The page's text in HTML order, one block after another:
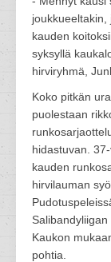
kauden
syksyllä
hirviryhmä,
Koko pitkän
puolestaan
hidastuvan.
kauden
hirvilauman
Kaukon
pohtia.